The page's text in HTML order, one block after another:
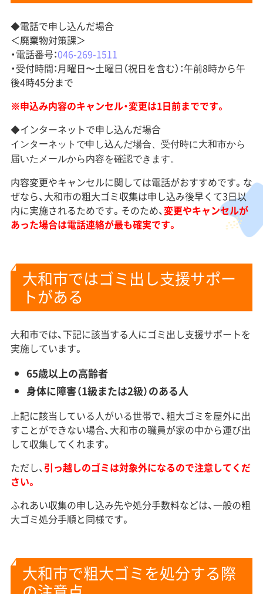
◆電話で申し込んだ場合
＜廃棄物対策課＞
・電話番号：046-269-1511
・受付時間：月曜日〜土曜日（祝日を含む）：午前8時から午
後4時45分まで
※申込み内容のキャンセル・変更は1日前までです。
◆インターネットで申し込んだ場合
インターネットで申し込んだ場合、受付時に大和市から
届いたメールから内容を確認できます。
内容変更やキャンセルに関しては電話がおすすめです。な
ぜなら、大和市の粗大ゴミ収集は申し込み後早くて3日以
内に実施されるためです。そのため、変更やキャンセルが
あった場合は電話連絡が最も確実です。
大和市ではゴミ出し支援サポー
トがある
大和市では、下記に該当する人にゴミ出し支援サポートを
実施しています。
65歳以上の高齢者
身体に障害（1級または2級）のある人
上記に該当している人がいる世帯で、粗大ゴミを屋外に出
すことができない場合、大和市の職員が家の中から運び出
して収集してくれます。
ただし、 引っ越しのゴミは対象外になるので注意してくだ
さい。
ふれあい収集の申し込み先や処分手数料などは、一般の粗
大ゴミ処分手順と同様です。
大和市で粗大ゴミを処分する際